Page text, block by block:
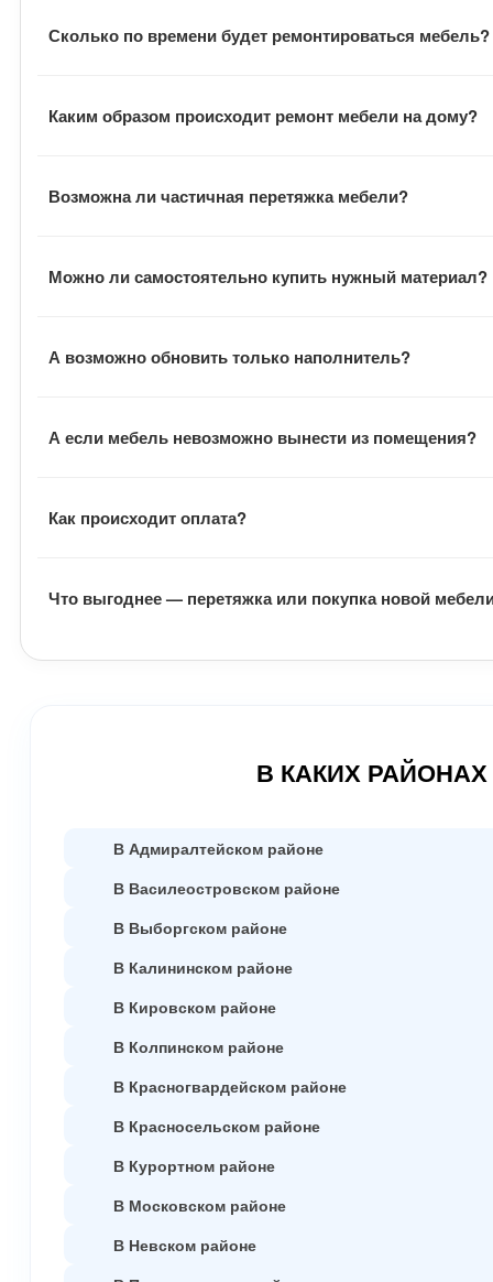
В большинстве случаев наши сотрудники выполняют
Сколько по времени будет ремонтироваться мебель?
В среднем заказ выполняется в течение двух недель
Каким образом происходит ремонт мебели на дому?
После подписания документов, заказчик
Возможна ли частичная перетяжка мебели?
В зависимости от пожеланий заказчика, мастера
Можно ли самостоятельно купить нужный материал?
Заказчик может при желании самостоятельно купить
А возможно обновить только наполнитель?
Наши сотрудники выполняют все виды работ по
А если мебель невозможно вынести из помещения?
Если мебель невозможно вынести из помещения,
Как происходит оплата?
После подписания документов, заказчик вносит
Что выгоднее — перетяжка или покупка новой
В КАКИХ
В Адмиралтейском районе
В Василеостровском районе
В Выборгском районе
В Калининском районе
В Кировском районе
В Колпинском районе
В Красногвардейском районе
В Красносельском районе
В Курортном районе
В Московском районе
В Невском районе